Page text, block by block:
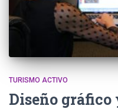
TURISMO ACTIVO
Diseño